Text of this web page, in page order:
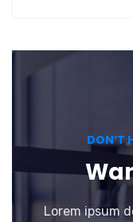
DON’T
Lorem ipsum